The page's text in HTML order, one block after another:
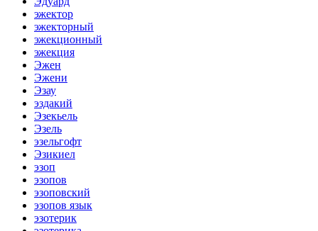
эжектор
эжекторный
эжекционный
эжекция
Эжен
Эжени
Эзау
эздакий
Эзекьель
Эзель
эзельгофт
Эзикиел
эзоп
эзопов
эзоповский
эзопов язык
эзотерик